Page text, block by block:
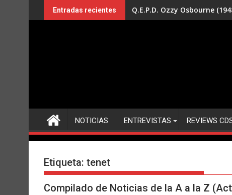
al
Entradas recientes Q.E.P.D. Ozzy Osbourne
NOTICIAS ENTREVISTAS REVIEWS
Etiqueta: tenet
Compilado de Noticias de la A a la Z